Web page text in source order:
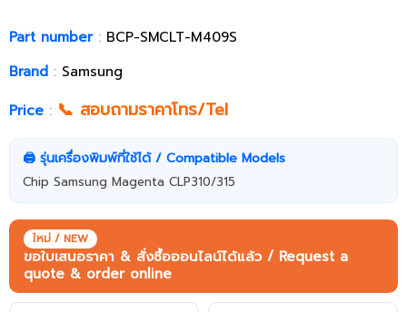
Part number: BCP-SMCLT-M409S
Brand : Samsung
Price : 📞 สอบถามราคาโทร/Tel
🖨️ รุ่นเครื่องพิมพ์ที่ใช้ได้ / Compatible Models
Chip Samsung Magenta CLP310/315
ใหม่ / NEW
ขอใบเสนอราคา & สั่งซื้อออนไลน์ได้แล้ว / Request a
quote & order online